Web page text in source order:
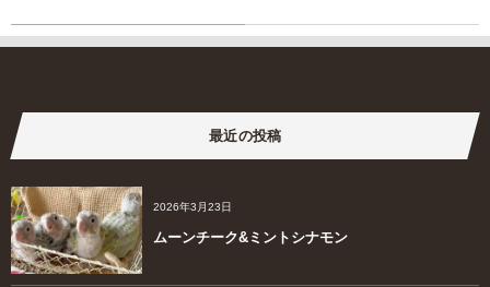
最近の投稿
2026年3月23日
ムーンチーク&ミントシナモン